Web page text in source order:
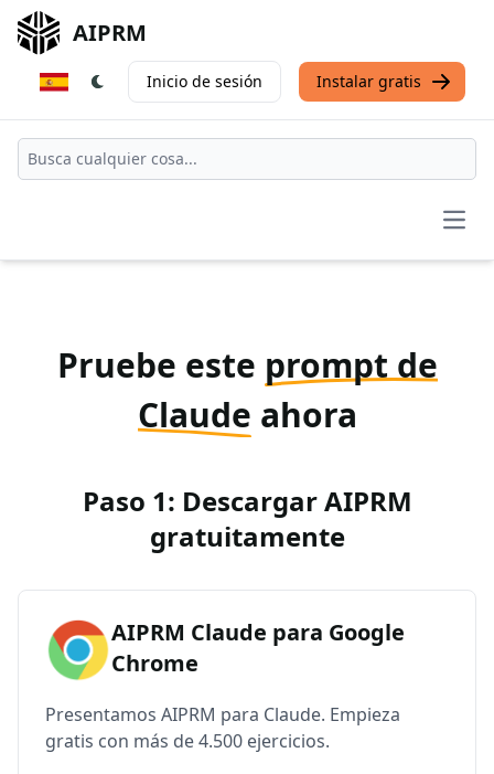
AIPRM
Inicio de sesión Instalar gratis
Pruebe este prompt de
Claude ahora
Paso 1: Descargar AIPRM
gratuitamente
AIPRM Claude para Google
Chrome
Presentamos AIPRM para Claude. Empieza
gratis con más de 4.500 ejercicios.